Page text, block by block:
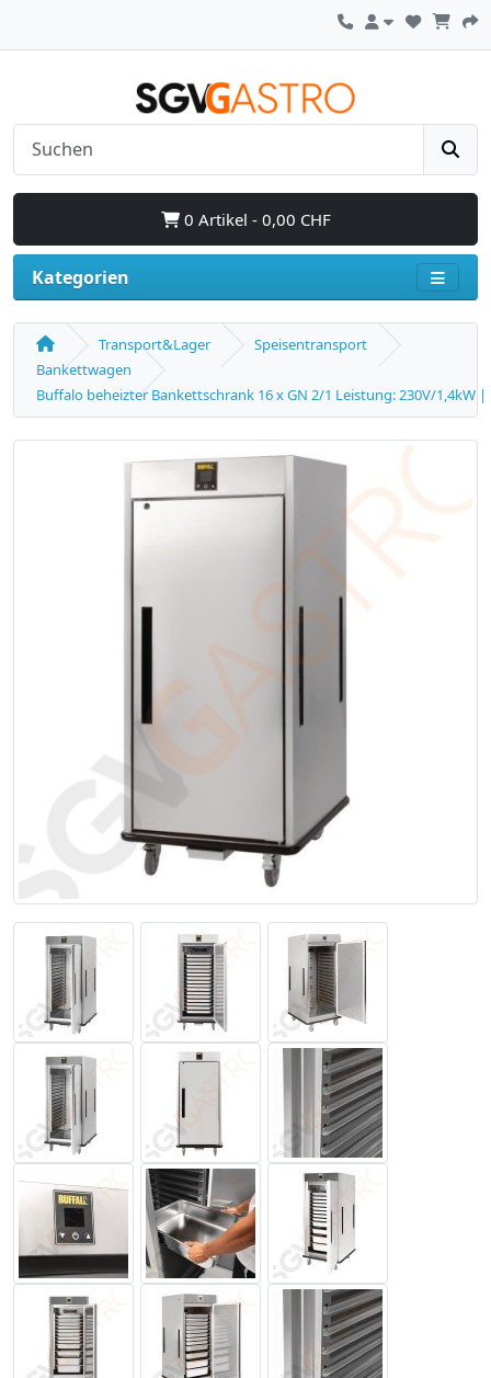
0 Artikel - 0,00 CHF
Kategorien
Transport&Lager
Speisentransport
Bankettwagen
Buffalo beheizter Bankettschrank 16 x GN 2/1 Leistung: 230V/1,4kW